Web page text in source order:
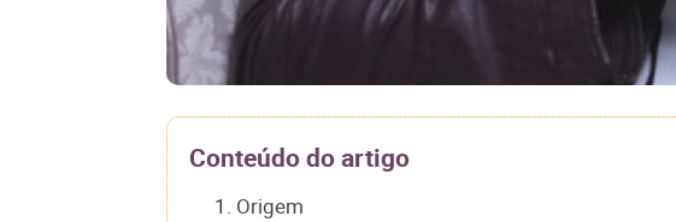
Conteúdo do artigo
1. Origem